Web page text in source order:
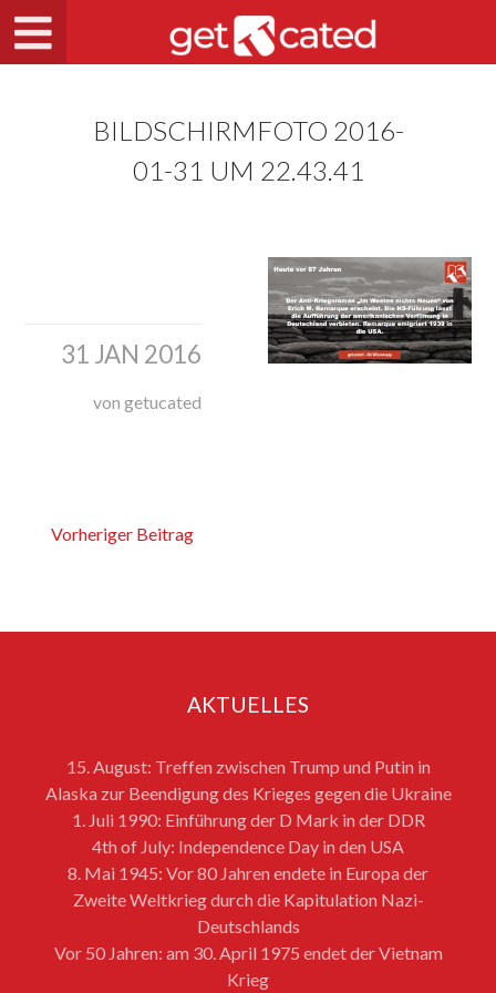
BILDSCHIRMFOTO 2016-
01-31 UM 22.43.41
31 JAN 2016
von getucated
Vorheriger Beitrag
AKTUELLES
15. August: Treffen zwischen Trump und Putin in
Alaska zur Beendigung des Krieges gegen die Ukraine
1. Juli 1990: Einführung der D Mark in der DDR
4th of July: Independence Day in den USA
8. Mai 1945: Vor 80 Jahren endete in Europa der
Zweite Weltkrieg durch die Kapitulation Nazi-
Deutschlands
Vor 50 Jahren: am 30. April 1975 endet der Vietnam
Krieg